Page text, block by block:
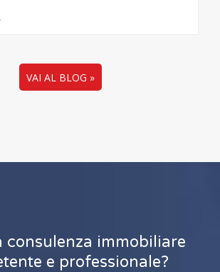
VAI AL BLOG »
consulenza immobiliare
e professionale?